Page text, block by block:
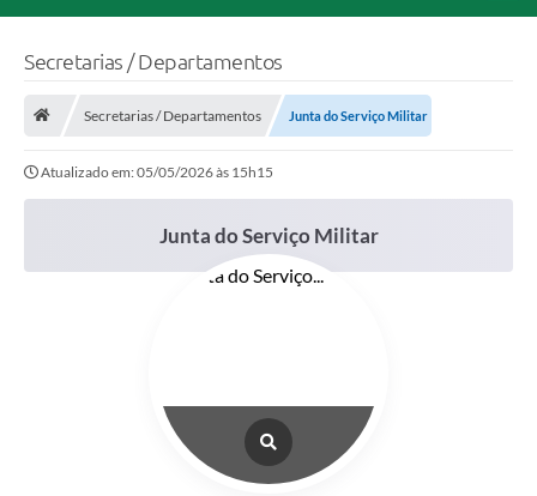
Portal da Transparência
Secretarias / Departamentos
Secretarias / Departamentos Junta do Serviço Militar
Atualizado em: 05/05/2026 às 15h15
Junta do Serviço Militar